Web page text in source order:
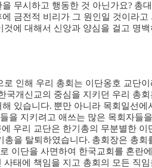
무시하고 행동한 것 아닌가요? 총
금전적 비리가 그 원인일 것이라고
것에 대해서 신앙과 양심을 걸고 명백
로 인해 우리 총회는 이단옹호 교단이
국개신교의 중심을 지키던 우리 총회
해 있습니다. 뿐만 아니라 목회일선에
을 지키려고 애쓰는 많은 목회자들
에 우리 교단은 한기총의 무분별한 이
총을 탈퇴하였습니다. 총회장은 총회
이단을 사면하여 한국교회를 혼란
사태에 책임을 지고 총회의 모든 직임